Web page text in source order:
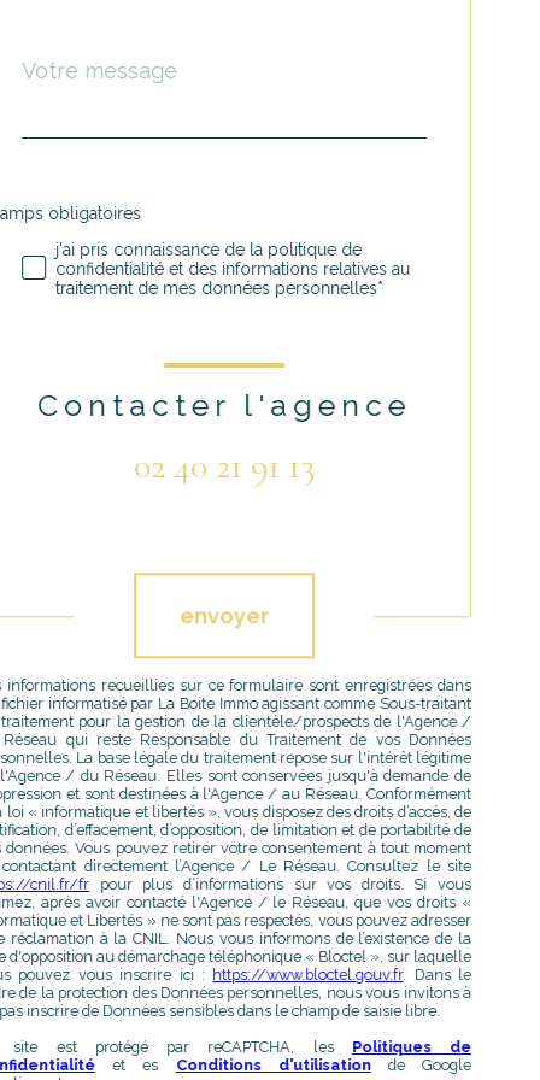
Fieldset
défaut
Message
*
Validation
obligatoires
j'ai pris connaissance de la politique de
confidentialité et des informations relatives au
traitement de mes données personnelles*
Contacter l'agence
02 40 21 91 13
envoyer
informations recueillies sur ce formulaire sont enregistrées dans
informatisé par La Boite Immo agissant comme Sous-traitant
pour la gestion de la clientèle/prospects de l'Agence /
qui reste Responsable du Traitement de vos Données
La base légale du traitement repose sur l'intérêt légitime
/ du Réseau. Elles sont conservées jusqu'à demande de
et sont destinées à l'Agence / au Réseau. Conformément
loi « informatique et libertés », vous disposez des droits d’accès, de
d’effacement, d’opposition, de limitation et de portabilité de
données. Vous pouvez retirer votre consentement à tout moment
directement l’Agence / Le Réseau. Consultez le site
cnil.fr/fr pour plus d’informations sur vos droits. Si vous
après avoir contacté l'Agence / le Réseau, que vos droits «
et Libertés » ne sont pas respectés, vous pouvez adresser
réclamation à la CNIL. Nous vous informons de l’existence de la
d'opposition au démarchage téléphonique « Bloctel », sur laquelle
pouvez vous inscrire ici : https://www.bloctel.gouv.fr. Dans le
de la protection des Données personnelles, nous vous invitons à
inscrire de Données sensibles dans le champ de saisie libre.
site est protégé par reCAPTCHA, les Politiques de
et es Conditions d'utilisationde Google